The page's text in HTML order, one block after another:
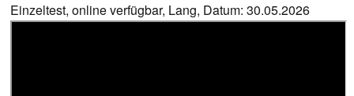
Einzeltest, online verfügbar, Lang, Datum: 30.05.2026